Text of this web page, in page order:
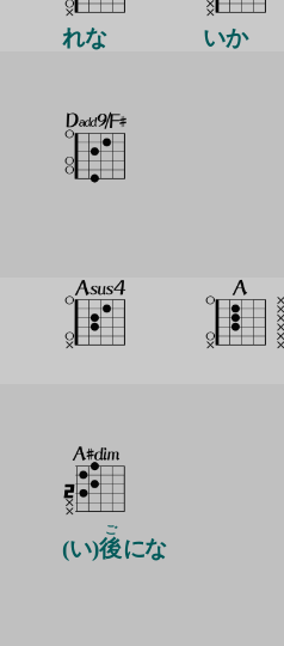
れな いか
(い)後
ご
にな